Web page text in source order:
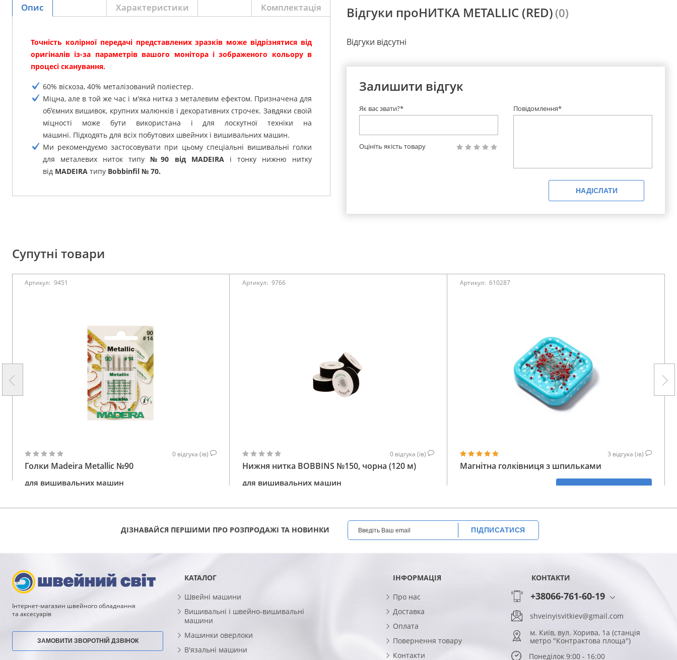
Опис Характеристики Комплектація
Точність колірної передачі представлених зразків може відрізнятися від
оригіналів із-за параметрів вашого монітора і зображеного кольору в
процесі сканування.
60% віскоза, 40% металізований поліестер.
Міцна, але в той же час і м'яка нитка з металевим ефектом. Призначена для
об'ємних вишивок, крупних малюнків і декоративних строчек. Завдяки своїй
міцності може бути використана і для лоскутної техніки на
машині. Підходять для всіх побутових швейних і вишивальних машин.
Ми рекомендуємо застосовувати при цьому спеціальні вишивальні голки
для металевих ниток типу №90 від MADEIRAі тонку нижню нитку
від MADEIRA типу Bobbinfil № 70.
Відгуки проНИТКА METALLIC (RED) (0)
Відгуки відсутні
Залишити відгук
Повідомлення*
Як вас звати?*
Оцініть якість товару
НАДІСЛАТИ
Супутні товари
Артикул: 9451
0 відгука (ів)
Голки Madeira Metallic №90
для вишивальних машин
Артикул: 9766
0 відгука (ів)
Нижня нитка BOBBINS №150, чорна (120 м)
для вишивальних машин
Артикул: 610287
3 відгука (ів)
Магнітна голківниця з шпильками
ДІЗНАВАЙСЯ ПЕРШИМИ ПРО РОЗПРОДАЖІ ТА НОВИНКИ ПІДПИСАТИСЯ
Інтернет-магазин швейного обладнання
та аксесуарів
ЗАМОВИТИ ЗВОРОТНІЙ ДЗВІНОК
КАТАЛОГ
Швейні машини
Вишивальні і швейно-вишивальні
машини
Машинки оверлоки
В'язальні машини
ІНФОРМАЦІЯ
Про нас
Доставка
Оплата
Повернення товару
Контакти
КОНТАКТИ
+38066-761-60-19
shveinyisvitkiev@gmail.com
м. Київ, вул. Хорива, 1а (станція
метро "Контрактова площа")
Понеділок 9:00 - 16:00